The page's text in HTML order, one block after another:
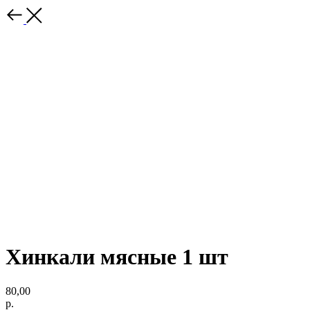
Хинкали мясные 1 шт
80,00
р.